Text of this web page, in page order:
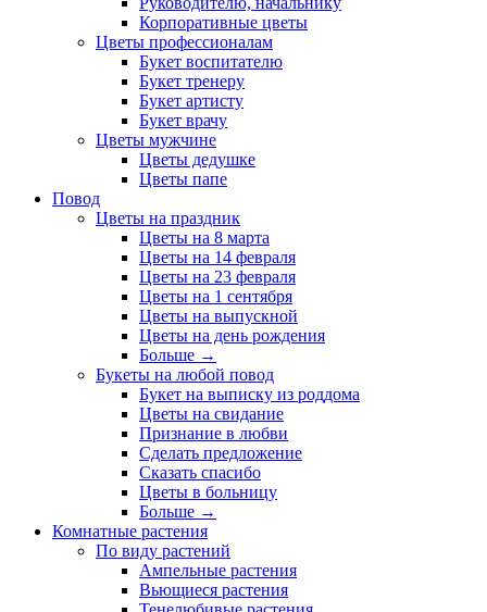
Корпоративные цветы
Цветы профессионалам
Букет воспитателю
Букет тренеру
Букет артисту
Букет врачу
Цветы мужчине
Цветы дедушке
Цветы папе
Повод
Цветы на праздник
Цветы на 8 марта
Цветы на 14 февраля
Цветы на 23 февраля
Цветы на 1 сентября
Цветы на выпускной
Цветы на день рождения
Больше →
Букеты на любой повод
Букет на выписку из роддома
Цветы на свидание
Признание в любви
Сделать предложение
Сказать спасибо
Цветы в больницу
Больше →
Комнатные растения
По виду растений
Ампельные растения
Вьющиеся растения